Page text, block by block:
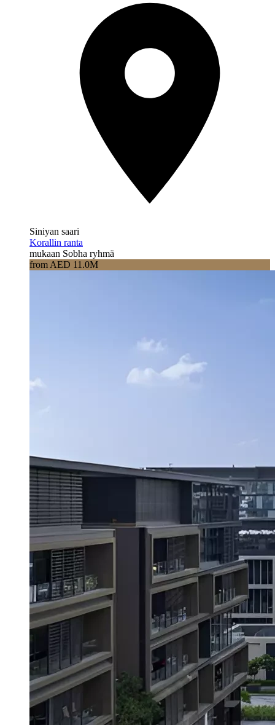
Siniyan saari
Korallin ranta
mukaan Sobha ryhmä
from AED 11.0M